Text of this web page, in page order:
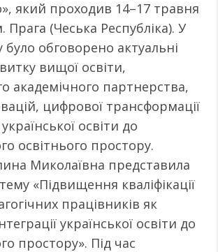
який проходив 14–17 травня
Прага (Чеська Республіка). У
було обговорено актуальні
вищої освіти,
академічного партнерства,
цифрової трансформації
української освіти до
освітнього простору.
Миколаївна представила
«Підвищення кваліфікації
працівників як
української освіти до
простору». Під час